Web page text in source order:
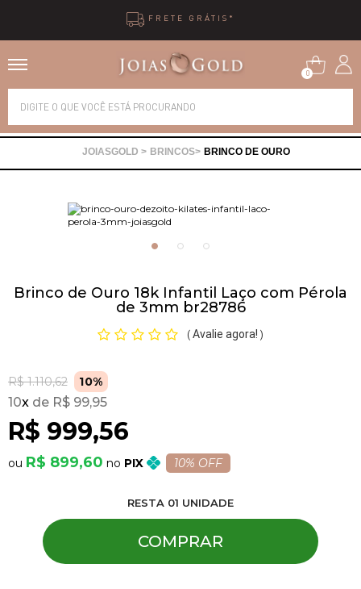
FRETE GRÁTIS*
0
BRINCOS BRINCO DE OURO
Brinco de Ouro 18k Infantil Laço com Pérola
de 3mm br28786
( Avalie agora! )
R$ 1.110,62 10%
R$ 999,56
10x R$ 99,95
R$ 899,60 PIX 10% OFF
RESTA 01 UNIDADE
COMPRAR
Alianças
Brincos
Pulseiras
Piercing
Pedras Preciosas
Presente